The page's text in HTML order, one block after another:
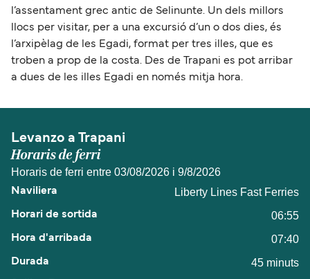
l’assentament grec antic de Selinunte. Un dels millors
llocs per visitar, per a una excursió d’un o dos dies, és
l’arxipèlag de les Egadi, format per tres illes, que es
troben a prop de la costa. Des de Trapani es pot arribar
a dues de les illes Egadi en només mitja hora.
Levanzo a Trapani
Horaris de ferri
Horaris de ferri entre 03/08/2026 i 9/8/2026
Liberty Lines Fast Ferries
06:55
07:40
45 minuts